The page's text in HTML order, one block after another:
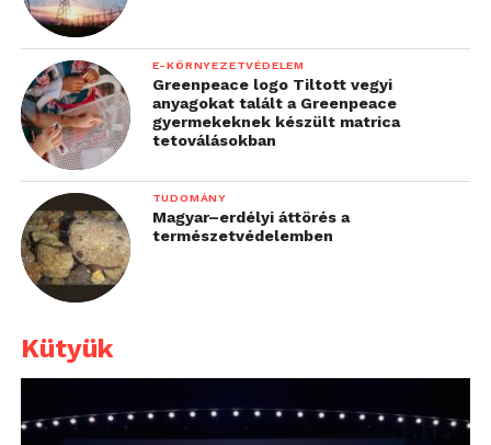
E-KÖRNYEZETVÉDELEM
Greenpeace logo Tiltott vegyi
anyagokat talált a Greenpeace
gyermekeknek készült matrica
tetoválásokban
TUDOMÁNY
Magyar–erdélyi áttörés a
természetvédelemben
Kütyük